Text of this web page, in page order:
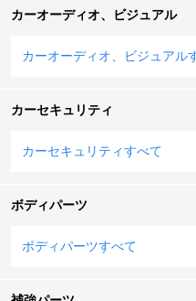
カーオーディオ、ビジュアル
カーオーディオ、ビジュアル
カーセキュリティ
カーセキュリティすべて
ボディパーツ
ボディパーツすべて